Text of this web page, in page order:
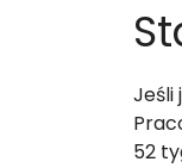
Jeśli
52